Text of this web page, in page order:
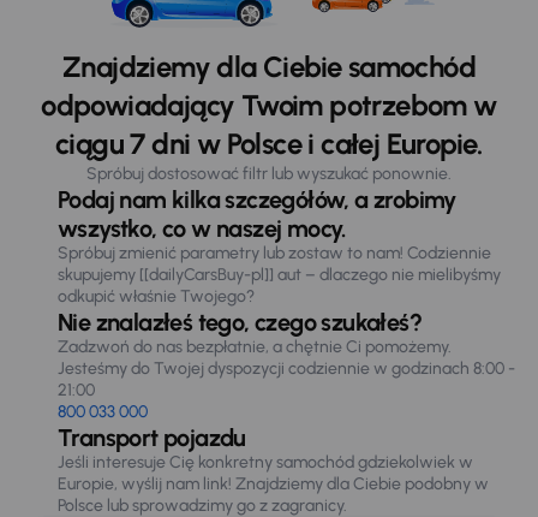
Znajdziemy dla Ciebie samochód
odpowiadający Twoim potrzebom w
ciągu 7 dni w Polsce i całej Europie.
Spróbuj dostosować filtr lub wyszukać ponownie.
Podaj nam kilka szczegółów, a zrobimy
wszystko, co w naszej mocy.
Spróbuj zmienić parametry lub zostaw to nam! Codziennie
skupujemy [[dailyCarsBuy-pl]] aut – dlaczego nie mielibyśmy
odkupić właśnie Twojego?
Nie znalazłeś tego, czego szukałeś?
Zadzwoń do nas bezpłatnie, a chętnie Ci pomożemy.
Jesteśmy do Twojej dyspozycji codziennie w godzinach 8:00 -
21:00
800 033 000
Transport pojazdu
Jeśli interesuje Cię konkretny samochód gdziekolwiek w
Europie, wyślij nam link! Znajdziemy dla Ciebie podobny w
Polsce lub sprowadzimy go z zagranicy.